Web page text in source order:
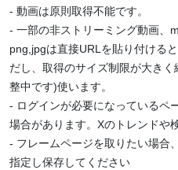
- 動画は原則取得不能です。
- 一部の非ストリーミング動画、
png,jpgは直接URLを貼り付ける
だし、取得のサイズ制限が大き
整中です)使います。
- ログインが必要になっているペ
場合があります。Xのトレンドや
- フレームページを取りたい場合
指定し保存してください